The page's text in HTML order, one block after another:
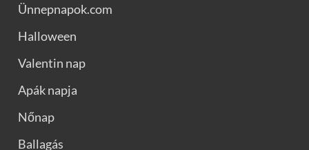
Ünnepnapok.com
Halloween
Valentin nap
Apák napja
Nőnap
Ballagás